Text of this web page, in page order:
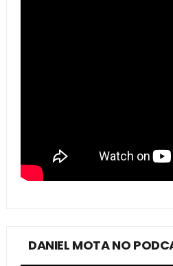
DANIEL MOTA NO